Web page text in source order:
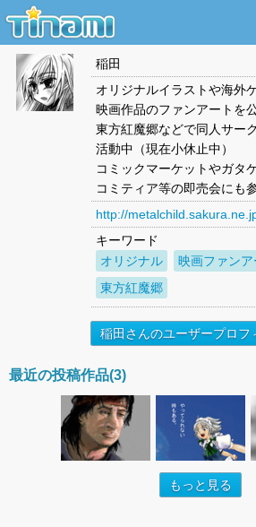
稲田
オリジナルイラストや海外ゲ
映画作品のファンアートを
東方紅魔郷などで同人サー
活動中（現在小休止中）
コミックマーケットやガタ
コミティア等の即売会にも
http://
キーワード
オリジナル
映画ファンア
東方紅魔郷
稲田さんのユーザープロフ
最近の投稿作品(3)
もっと見る